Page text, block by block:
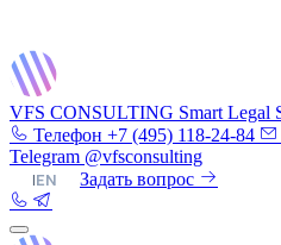
VFS CONSULTING Smart Legal
Телефон +7 (495) 118-24-84
Telegram @vfsconsulting
|EN Задать вопрос